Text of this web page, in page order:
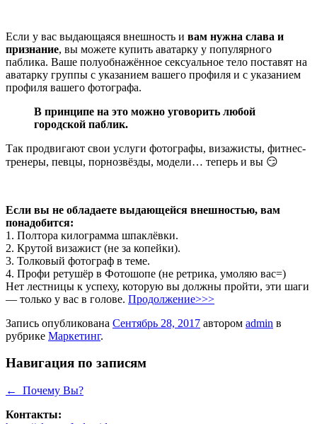
Если у вас выдающаяся внешность и вам нужна слава и
признание, вы можете купить аватарку у популярного
паблика. Ваше полуобнажённое сексуальное тело поставят на
аватарку группы с указанием вашего профиля и с указанием
профиля вашего фотографа.
В принципе на это можно уговорить любой
городской паблик.
Так продвигают свои услуги фотографы, визажисты, фитнес-
тренеры, певцы, порнозвёзды, модели… теперь и вы 😏
Если вы не обладаете выдающейся внешностью, вам
понадобится:
1. Полтора килограмма шпаклёвки.
2. Крутой визажист (не за копейки).
3. Толковый фотограф в теме.
4. Профи ретушёр в Фотошопе (не ретрика, умоляю вас=)
Нет лестницы к успеху, которую вы должны пройти, эти шаги
— только у вас в голове. Продолжение>>>
Запись опубликована Сентябрь 28, 2017 автором admin в
рубрике Маркетинг.
Навигация по записям
←
Почему Вы?
Контакты: